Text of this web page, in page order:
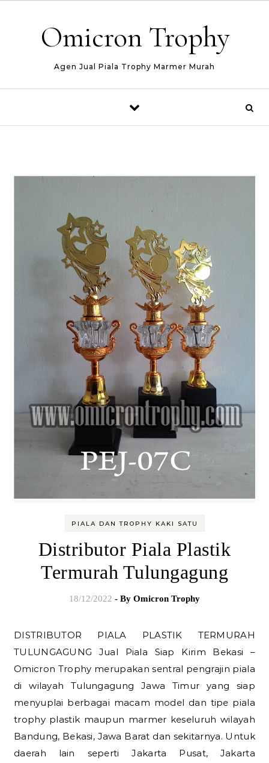
Omicron Trophy
Agen Jual Piala Trophy Marmer Murah
PIALA DAN TROPHY KAKI SATU
Distributor Piala Plastik
Termurah Tulungagung
18/12/2022 - By Omicron Trophy
DISTRIBUTOR PIALA PLASTIK TERMURAH
TULUNGAGUNG Jual Piala Siap Kirim Bekasi –
Omicron Trophy merupakan sentral pengrajin piala
di wilayah Tulungagung Jawa Timur yang siap
menyuplai berbagai macam model dan tipe piala
trophy plastik maupun marmer keseluruh wilayah
Bandung, Bekasi, Jawa Barat dan sekitarnya. Untuk
daerah lain seperti Jakarta Pusat, Jakarta